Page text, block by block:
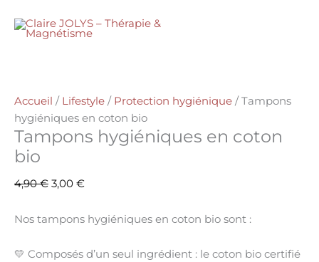
contenu
Promo !
Accueil / Lifestyle / Protection hygiénique / Tampons
hygiéniques en coton bio
Tampons hygiéniques en coton
bio
4,90€
prix
3,00 €
prix
Nos tampons hygiéniques en coton bio sont :
💛 Composés d’un seul ingrédient : le coton bio certifié
de
Tampons
en